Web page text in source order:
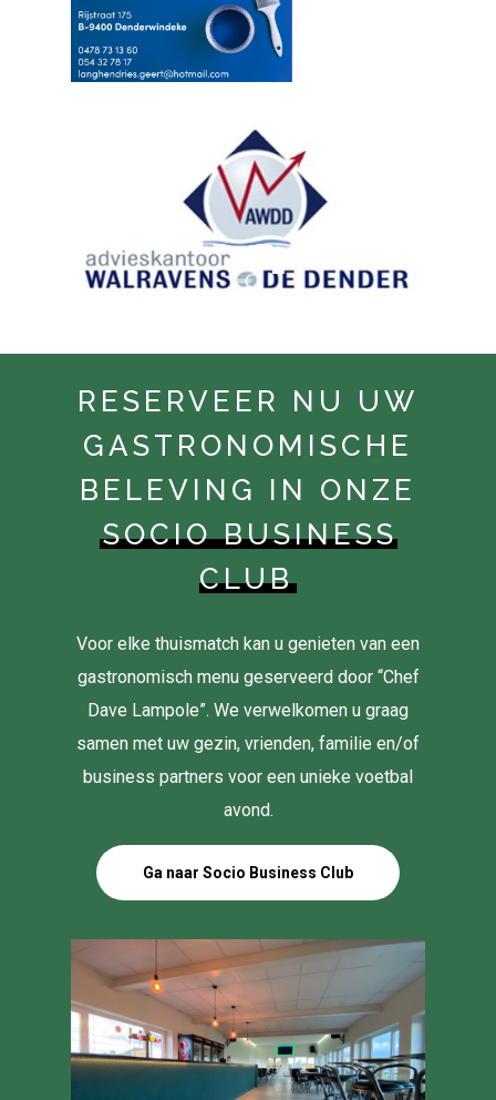
RESERVEER NU UW
GASTRONOMISCHE
BELEVING IN ONZE
SOCIO BUSINESS
CLUB
Voor elke thuismatch kan u genieten van een
gastronomisch menu geserveerd door “Chef
Dave Lampole”. We verwelkomen u graag
samen met uw gezin, vrienden, familie en/of
business partners voor een unieke voetbal
avond.
Ga naar Socio Business Club